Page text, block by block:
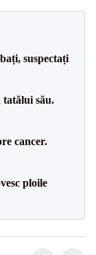
suspectați
tatălui său.
cancer.
ploile